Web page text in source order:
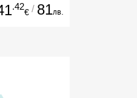
.42
€ / 81лв.